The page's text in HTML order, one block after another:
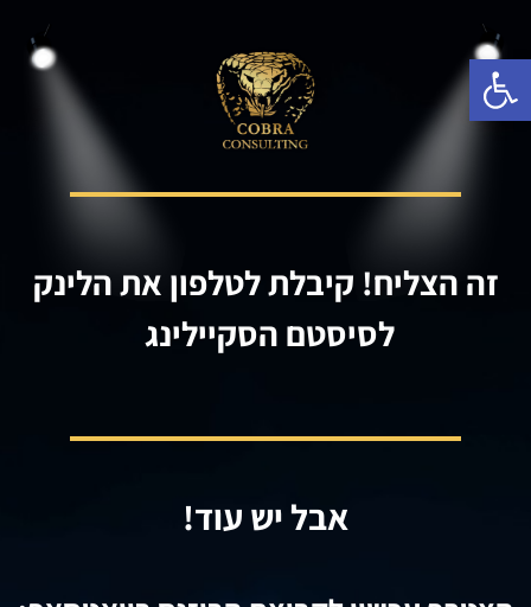
פתח סרגל נגישות
זה הצליח! קיבלת לטלפון את הלינק
לסיסטם הסקיילינג
אבל יש עוד!